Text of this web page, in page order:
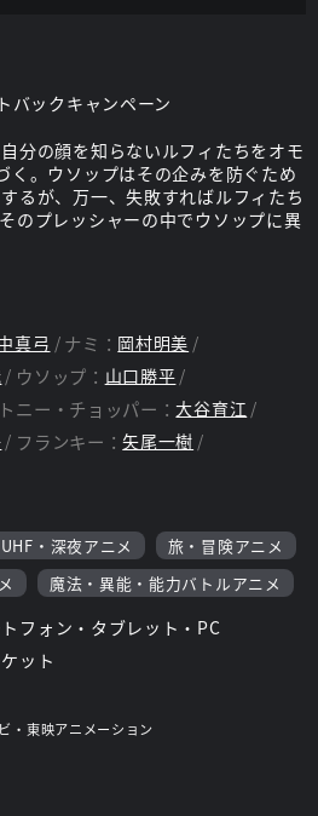
分の顔を知らないルフィたちをオモ
く。ウソップはその企みを防ぐため
るが、万一、失敗すればルフィたち
のプレッシャーの中でウソップに異
真弓 ナミ： 岡村明美
ウソップ： 山口勝平
ニー・チョッパー：大谷育江
フランキー：矢尾一樹
・深夜アニメ
旅・冒険アニメ
魔法・異能・能力バトルアニメ
フォン・タブレット・PC
ット
・東映アニメーション